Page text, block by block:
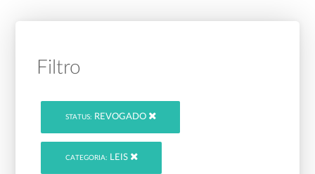
Filtro
STATUS: REVOGADO
CATEGORIA: LEIS